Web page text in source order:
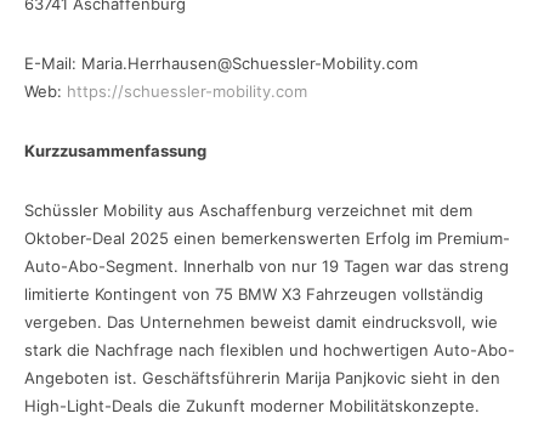
E-Mail: Maria.Herrhausen@Schuessler-Mobility.com
Web: https://schuessler-mobility.com
Kurzzusammenfassung
Schüssler Mobility aus Aschaffenburg verzeichnet mit dem
Oktober-Deal 2025 einen bemerkenswerten Erfolg im Premium-
Auto-Abo-Segment. Innerhalb von nur 19 Tagen war das streng
limitierte Kontingent von 75 BMW X3 Fahrzeugen vollständig
vergeben. Das Unternehmen beweist damit eindrucksvoll, wie
stark die Nachfrage nach flexiblen und hochwertigen Auto-Abo-
Angeboten ist. Geschäftsführerin Marija Panjkovic sieht in den
High-Light-Deals die Zukunft moderner Mobilitätskonzepte.